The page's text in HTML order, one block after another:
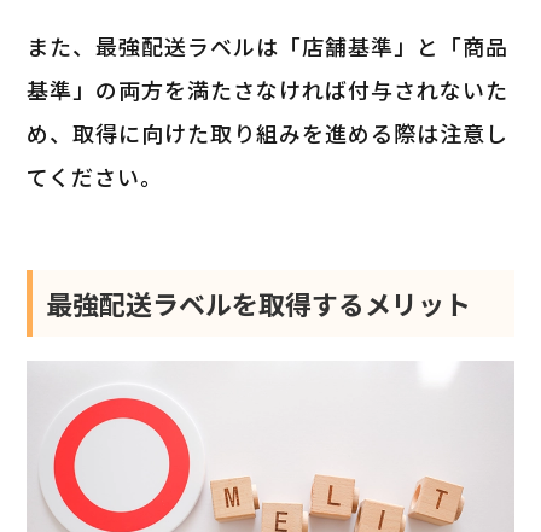
また、最強配送ラベルは「店舗基準」と「商品
基準」の両方を満たさなければ付与されないた
め、取得に向けた取り組みを進める際は注意し
てください。
最強配送ラベルを取得するメリット